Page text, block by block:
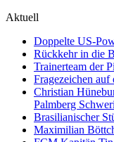
Aktuell
Doppelte US-
Rückkehr in die
Trainerteam der
Fragezeichen
Christian
Palmberg
Brasilianischer
Maximilian